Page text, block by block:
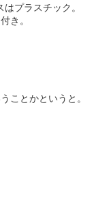
プラスチック。
き。
ことかというと。